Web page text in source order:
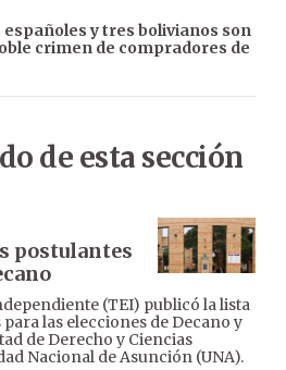
españoles y tres bolivianos son
crimen de compradores de
de esta sección
postulantes
(TEI) publicó la lista
las elecciones de Decano y
de Derecho y Ciencias
Nacional de Asunción (UNA).